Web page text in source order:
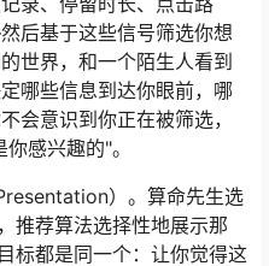
后基于这些信号筛选你想
世界，和一个陌生人看到
哪些信息到达你眼前，哪
会意识到你正在被筛选，
感兴趣的"。
）。算命先生选
推荐算法选择性地展示那
标都是同一个：让你觉得这